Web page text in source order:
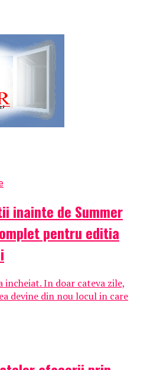
inainte de Summer
pentru editia
In doar cateva zile,
devine din nou locul in care